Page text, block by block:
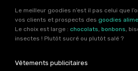
Le meilleur goodies n’est il pas celui que
vos clients et prospects des goodies
Le choix est large : chocolats, bonbons,
insectes ! Plutôt sucré ou plutôt salé ?
Vêtements publicitaires